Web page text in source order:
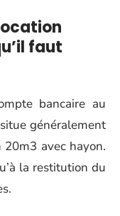
faut
bancaire au
généralement
avec hayon.
la restitution du